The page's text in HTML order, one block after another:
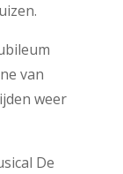
van
weer
De